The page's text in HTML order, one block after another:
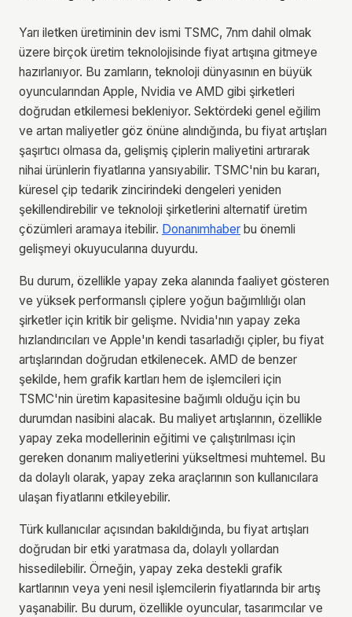
Yarı iletken üretiminin dev ismi TSMC, 7nm dahil olmak
üzere birçok üretim teknolojisinde fiyat artışına gitmeye
hazırlanıyor. Bu zamların, teknoloji dünyasının en büyük
oyuncularından Apple, Nvidia ve AMD gibi şirketleri
doğrudan etkilemesi bekleniyor. Sektördeki genel eğilim
ve artan maliyetler göz önüne alındığında, bu fiyat artışları
şaşırtıcı olmasa da, gelişmiş çiplerin maliyetini artırarak
nihai ürünlerin fiyatlarına yansıyabilir. TSMC'nin bu kararı,
küresel çip tedarik zincirindeki dengeleri yeniden
şekillendirebilir ve teknoloji şirketlerini alternatif üretim
çözümleri aramaya itebilir. Donanımhaber bu önemli
gelişmeyi okuyucularına duyurdu.
Bu durum, özellikle yapay zeka alanında faaliyet gösteren
ve yüksek performanslı çiplere yoğun bağımlılığı olan
şirketler için kritik bir gelişme. Nvidia'nın yapay zeka
hızlandırıcıları ve Apple'ın kendi tasarladığı çipler, bu fiyat
artışlarından doğrudan etkilenecek. AMD de benzer
şekilde, hem grafik kartları hem de işlemcileri için
TSMC'nin üretim kapasitesine bağımlı olduğu için bu
durumdan nasibini alacak. Bu maliyet artışlarının, özellikle
yapay zeka modellerinin eğitimi ve çalıştırılması için
gereken donanım maliyetlerini yükseltmesi muhtemel. Bu
da dolaylı olarak, yapay zeka araçlarının son kullanıcılara
ulaşan fiyatlarını etkileyebilir.
Türk kullanıcılar açısından bakıldığında, bu fiyat artışları
doğrudan bir etki yaratmasa da, dolaylı yollardan
hissedilebilir. Örneğin, yapay zeka destekli grafik
kartlarının veya yeni nesil işlemcilerin fiyatlarında bir artış
yaşanabilir. Bu durum, özellikle oyuncular, tasarımcılar ve